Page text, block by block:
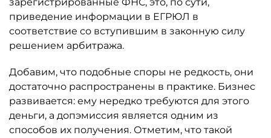
приведение информации в ЕГРЮЛ в
соответствие со вступившим в законную силу
решением арбитража.
Добавим, что подобные споры не редкость, они
достаточно распространены в практике. Бизнес
развивается: ему нередко требуются для этого
деньги, а допэмиссия является одним из
способов их получения. Отметим, что такой